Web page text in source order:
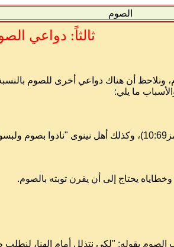
الصوم
ثالثاً: دواعي
ونلاحظ أن هناك دواعي أخرى للصوم
ما يلي:
يحتاج إلى أن يقرن توبته بالصوم.
بقوله: "لكي نتذلل أمام إلهنا، لنطلب